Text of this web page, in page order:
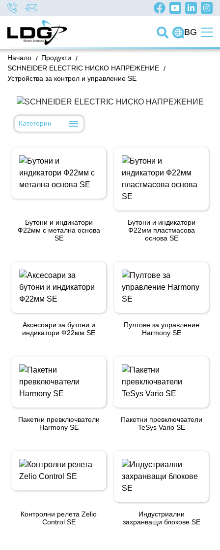
BG
/
Начало /
Продукти
/
SCHNEIDER ELECTRIC НИСКО НАПРЕЖЕНИЕ
Устройства за контрол и управление SE
Категории
Бутони и индикатори
Ф22мм с метална основа
SE
Бутони и индикатори
Ф22мм пластмасова
основа SE
Аксесоари за бутони и
индикатори Ф22мм SE
Пултове за управление
Harmony SE
Пакетни превключватели
Harmony SE
Пакетни превключватели
TeSys Vario SE
Контролни релета Zelio
Control SE
Индустриални
захранващи блокове SE